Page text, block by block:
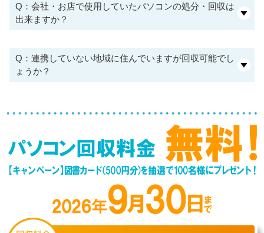
Q：会社・お店で使用していたパソコンの処分・回収は
出来ますか？
Q：連携していない地域に住んでいますが回収可能でし
ょうか？